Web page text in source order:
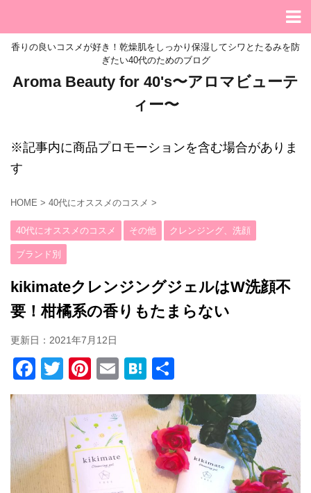
香りの良いコスメが好き！乾燥肌をしっかり保湿してシワとたるみを防
ぎたい40代のためのブログ
Aroma Beauty for 40's〜アロマビューテ
ィー〜
※記事内に商品プロモーションを含む場合がありま
す
HOME > 40代にオススメのコスメ >
40代にオススメのコスメ その他 クレンジング、洗顔
ブランド別
kikimateクレンジングジェルはW洗顔不
要！柑橘系の香りもたまらない
更新日： 2021年7月12日
F
a
c
e
b
o
T
wi
tt
er
Pi
nt
er
e
st
E
m
ail
H
at
e
n
a
有